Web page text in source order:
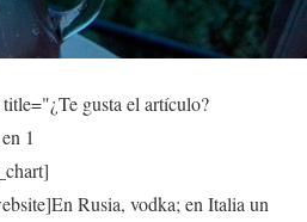
gusta el artículo?
1
Rusia, vodka; en Italia un